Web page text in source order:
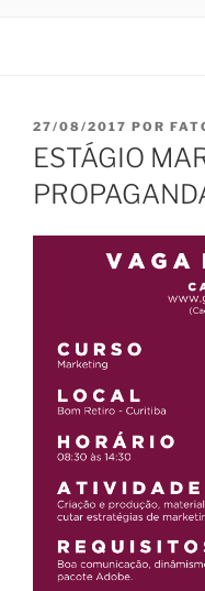
PUBLICADO
EM
27/08/2017 POR
ESTÁGIO